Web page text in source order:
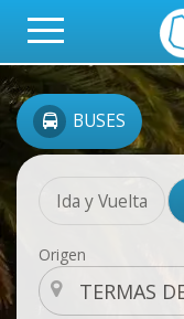
BUSES
Ida y Vuelta
Origen